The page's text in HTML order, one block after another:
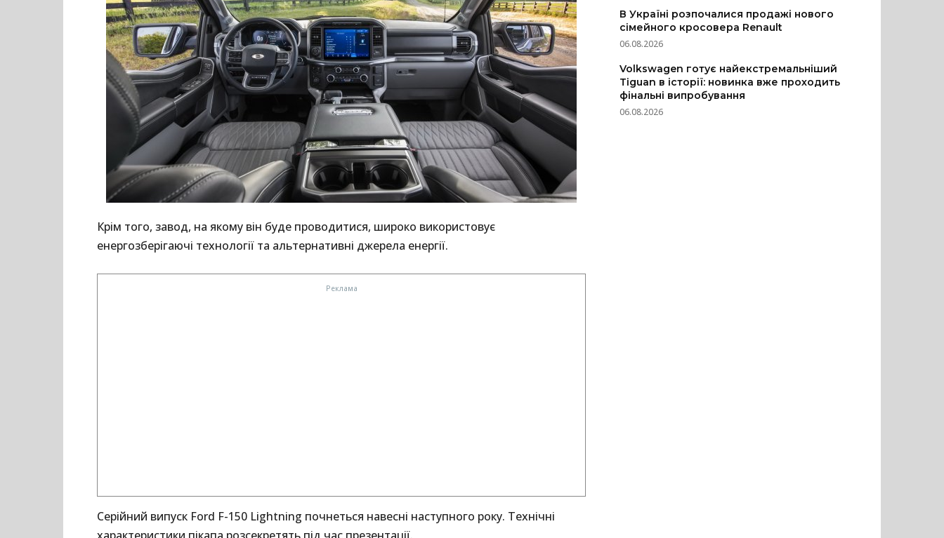
Крім того, завод, на якому він буде проводитися, широко використовує
енергозберігаючі технології та альтернативні джерела енергії.
Серійний випуск Ford F-150 Lightning почнеться навесні наступного року. Технічні
В Україні розпочалися продажі нового
сімейного кросовера Renault
06.08.2026
Volkswagen готує найекстремальніший
Tiguan в історії: новинка вже проходить
фінальні випробування
06.08.2026